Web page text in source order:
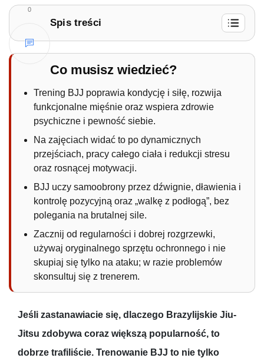
0
Spis treści
1. Poprawa kondycji fizycznej i siły
mięśniowej
1.1. Praktyczna wskazówka:
1.2. Rozwój umiejętności samoobrony
1.3.
Korzyści dla zdrowia psychicznego i
życia społecznego
2. Wasza droga z BJJ zaczyna się teraz!
Co musisz wiedzieć?
Trening BJJ poprawia kondycję i siłę, rozwija
funkcjonalne mięśnie oraz wspiera zdrowie
psychiczne i pewność siebie.
Na zajęciach widać to po dynamicznych
przejściach, pracy całego ciała i redukcji stresu
oraz rosnącej motywacji.
BJJ uczy samoobrony przez dźwignie, dławienia i
kontrolę pozycyjną oraz „walkę z podłogą”, bez
polegania na brutalnej sile.
Zacznij od regularności i dobrej rozgrzewki,
używaj oryginalnego sprzętu ochronnego i nie
skupiaj się tylko na ataku; w razie problemów
skonsultuj się z trenerem.
Jeśli zastanawiacie się, dlaczego Brazylijskie Jiu-
Jitsu zdobywa coraz większą popularność, to
dobrze trafiliście. Trenowanie BJJ to nie tylko